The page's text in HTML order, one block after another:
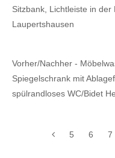
Sitzbank, Lichtleiste in
Laupertshausen
Vorher/Nachher -
Spiegelschrank mit
spülrandloses WC/Bidet
5 6 7